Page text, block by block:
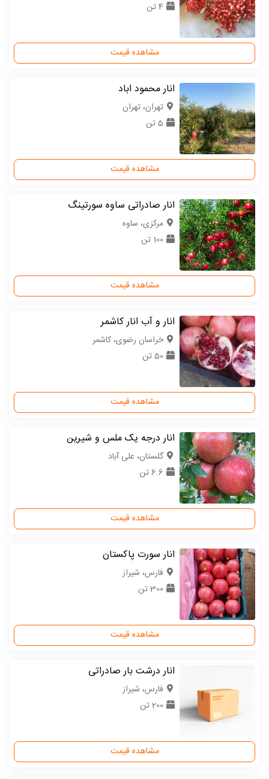
4 تن
مشاهده قیمت
انار محمود اباد
تهران، تهران
5 تن
مشاهده قیمت
انار صادراتی ساوه سورتینگ
مركزی، ساوه
100 تن
مشاهده قیمت
انار و آب انار کاشمر
خراسان رضوی، کاشمر
50 تن
مشاهده قیمت
انار درجه یک ملس و شیرین
گلستان، علی آباد
6.6 تن
مشاهده قیمت
انار سورت پاکستان
فارس، شیراز
300 تن
مشاهده قیمت
انار درشت بار صادراتی
فارس، شیراز
200 تن
مشاهده قیمت